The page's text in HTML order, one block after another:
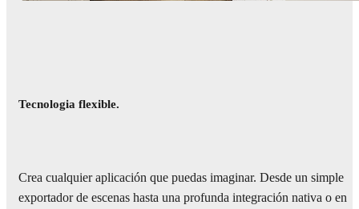
Tecnologia flexible.
Crea cualquier aplicación que puedas imaginar. Desde un simple
exportador de escenas hasta una profunda integración nativa o en